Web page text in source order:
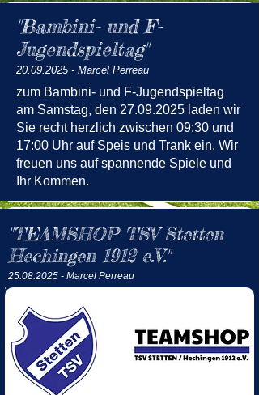
"Bambini- und F-
Jugendspieltag"
20.09.2025- Marcel Perreau
zum Bambini- und F-Jugendspieltag
am Samstag, den 27.09.2025 laden wir
Sie recht herzlich zwischen 09:30 und
17:00 Uhr auf Speis und Trank ein. Wir
freuen uns auf spannende Spiele und
Ihr Kommen.
"TEAMSHOP TSV Stetten
Hechingen 1912 e.V."
25.08.2025 - Marcel Perreau